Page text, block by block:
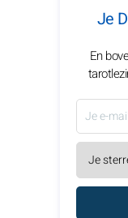
Je
En